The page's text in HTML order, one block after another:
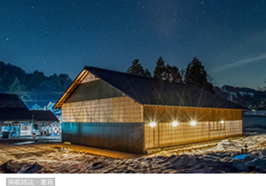
掲載雑誌・書籍